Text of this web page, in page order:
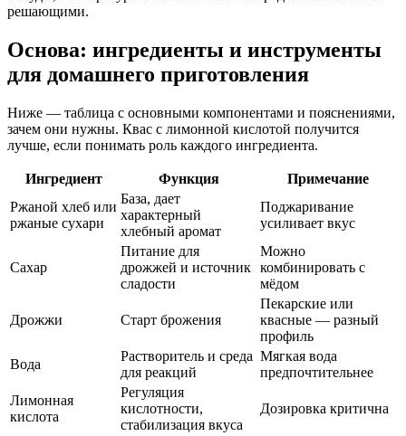
решающими.
Основа: ингредиенты и инструменты
для домашнего приготовления
Ниже — таблица с основными компонентами и пояснениями,
зачем они нужны. Квас с лимонной кислотой получится
лучше, если понимать роль каждого ингредиента.
Ингредиент Функция
Примечание
Ржаной хлеб или
ржаные сухари
База, дает
характерный
хлебный аромат
Поджаривание
усиливает вкус
Сахар
Питание для
дрожжей и источник
сладости
Можно
комбинировать с
мёдом
Дрожжи Старт брожения
Пекарские или
квасные — разный
профиль
Вода
Растворитель и среда
для реакций
Мягкая вода
предпочтительнее
Лимонная
кислота
Регуляция
кислотности,
стабилизация вкуса
Дозировка критична